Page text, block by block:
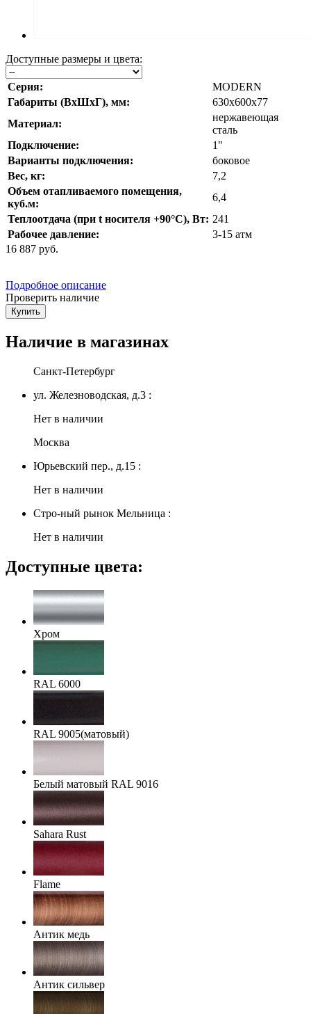
Доступные размеры и цвета:
Серия:
MODERN
Габариты (ВхШхГ), мм:
630х600х77
Материал:
нержавеющая
сталь
Подключение:
1"
Варианты подключения:
боковое
Вес, кг:
7,2
Объем отапливаемого помещения,
куб.м:
6,4
Теплоотдача (при t носителя +90°С), Вт: 241
Рабочее давление:
3-15 атм
16 887 руб.
Подробное описание
Проверить наличие
Купить
Наличие в магазинах
Санкт-Петербург
ул. Железноводская, д.3 :
Нет в наличии
Москва
Юрьевский пер., д.15 :
Нет в наличии
Стро-ный рынок Мельница :
Нет в наличии
Доступные цвета:
Хром
RAL 6000
RAL 9005(матовый)
Белый матовый RAL 9016
Sahara Rust
Flame
Антик медь
Антик сильвер